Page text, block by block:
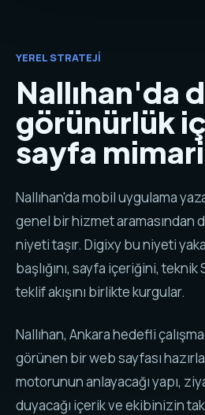
YEREL STRATEJI
Nallıhan'da
görünürlük
sayfa
Nallıhan'da mobil uygulama
genel bir hizmet aramasından
niyeti taşır. Digixy bu niyeti
başlığını, sayfa içeriğini,
teklif akışını birlikte kurgular.
Nallıhan, Ankara hedefli
görünen bir web sayfası
motorunun anlayacağı yapı,
duyacağı içerik ve ekibinizin